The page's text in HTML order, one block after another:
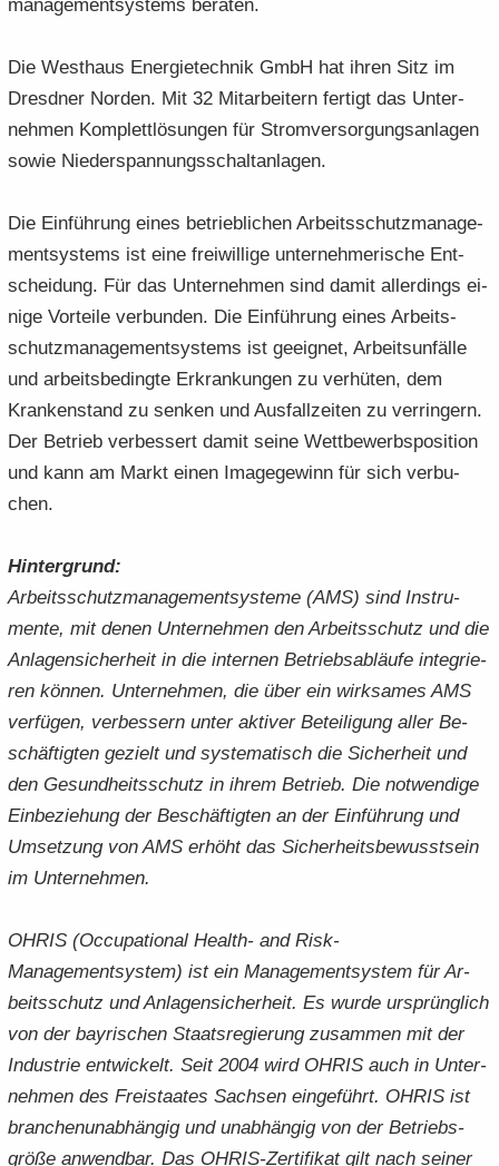
ma­nage­ment­sys­tems be­ra­ten.
Die West­haus En­er­gie­tech­nik GmbH hat ihren Sitz im
Dresd­ner Nor­den. Mit 32 Mit­ar­bei­tern fer­tigt das Un­ter­
neh­men Kom­plett­lö­sun­gen für Strom­ver­sor­gungs­an­la­gen
sowie Nie­der­span­nungs­schalt­an­la­gen.
Die Ein­füh­rung eines be­trieb­li­chen Ar­beits­schutz­ma­nage­
ment­sys­tems ist eine frei­wil­li­ge un­ter­neh­me­ri­sche Ent­
schei­dung. Für das Un­ter­neh­men sind damit al­ler­dings ei­
ni­ge Vor­tei­le ver­bun­den. Die Ein­füh­rung eines Ar­beits­
schutz­ma­nage­ment­sys­tems ist ge­eig­net, Ar­beits­un­fäl­le
und ar­beits­be­ding­te Er­kran­kun­gen zu ver­hü­ten, dem
Kran­ken­stand zu sen­ken und Aus­fall­zei­ten zu ver­rin­gern.
Der Be­trieb ver­bes­sert damit seine Wett­be­werbs­po­si­ti­on
und kann am Markt einen Image­ge­winn für sich ver­bu­
chen.
Hin­ter­grund:
Ar­beits­schutz­ma­nage­ment­sys­te­me (AMS) sind In­stru­
men­te, mit denen Un­ter­neh­men den Ar­beits­schutz und die
An­la­gen­si­cher­heit in die in­ter­nen Be­triebs­ab­läu­fe in­te­grie­
ren kön­nen. Un­ter­neh­men, die über ein wirk­sa­mes AMS
ver­fü­gen, ver­bes­sern unter ak­ti­ver Be­tei­li­gung aller Be­
schäf­tig­ten ge­zielt und sys­te­ma­tisch die Si­cher­heit und
den Ge­sund­heits­schutz in ihrem Be­trieb. Die not­wen­di­ge
Ein­be­zie­hung der Be­schäf­tig­ten an der Ein­füh­rung und
Um­set­zung von AMS er­höht das Si­cher­heits­be­wusst­sein
im Un­ter­neh­men.
OHRIS (Oc­cu­pa­tio­nal Health-​ and Risk-​
Managementsystem) ist ein Ma­nage­ment­sys­tem für Ar­
beits­schutz und An­la­gen­si­cher­heit. Es wurde ur­sprüng­lich
von der bay­ri­schen Staats­re­gie­rung zu­sam­men mit der
In­dus­trie ent­wi­ckelt. Seit 2004 wird OHRIS auch in Un­ter­
neh­men des Frei­staa­tes Sach­sen ein­ge­führt. OHRIS ist
bran­chen­un­ab­hän­gig und un­ab­hän­gig von der Be­triebs­
grö­ße an­wend­bar. Das OHRIS-​Zertifikat gilt nach sei­ner